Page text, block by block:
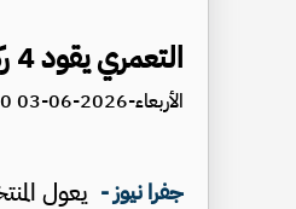
التعمري يقود 4 ركائز لـ "النشامى"
الأربعاء-2026-06-03 10:40 am
جفرا نيوز -